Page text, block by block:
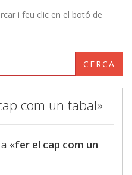
i feu clic en el botó de
CERCA
com un tabal»
«fer el cap com un